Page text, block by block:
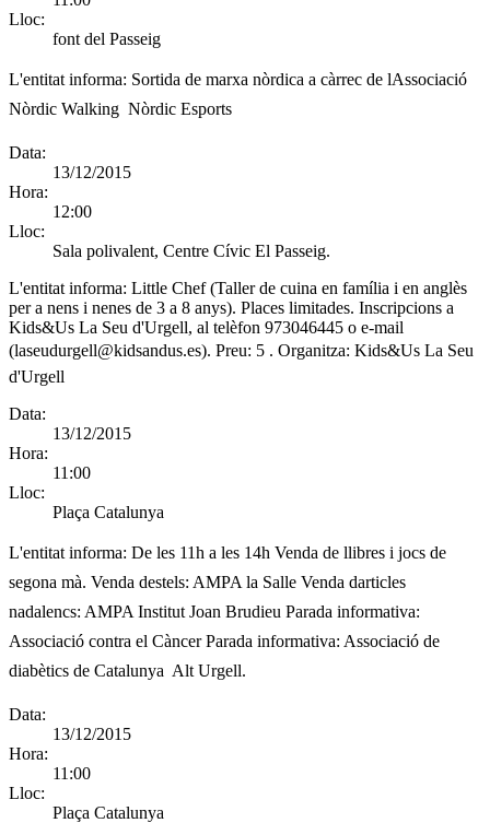
Lloc:
font del Passeig
L'entitat informa: Sortida de marxa nòrdica a càrrec de lAssociació
Nòrdic Walking  Nòrdic Esports
Data:
13/12/2015
Hora:
12:00
Lloc:
Sala polivalent, Centre Cívic El Passeig.
L'entitat informa: Little Chef (Taller de cuina en família i en anglès
per a nens i nenes de 3 a 8 anys). Places limitades. Inscripcions a
Kids&Us La Seu d'Urgell, al telèfon 973046445 o e-mail
(laseudurgell@kidsandus.es). Preu: 5 . Organitza: Kids&Us La Seu
d'Urgell
Data:
13/12/2015
Hora:
11:00
Lloc:
Plaça Catalunya
L'entitat informa: De les 11h a les 14h Venda de llibres i jocs de
segona mà. Venda destels: AMPA la Salle Venda darticles
nadalencs: AMPA Institut Joan Brudieu Parada informativa:
Associació contra el Càncer Parada informativa: Associació de
diabètics de Catalunya  Alt Urgell.
Data:
13/12/2015
Hora:
11:00
Lloc:
Plaça Catalunya